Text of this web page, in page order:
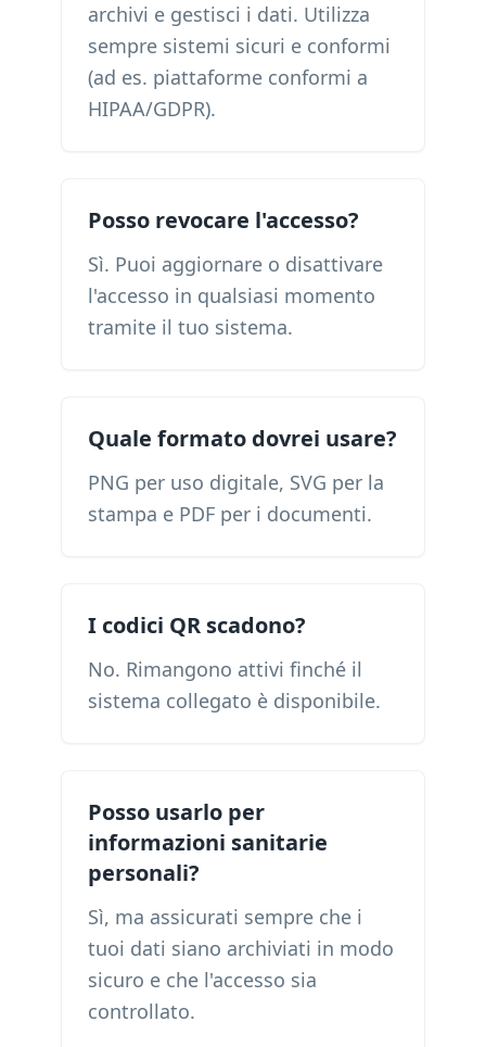
archivi e gestisci i dati. Utilizza
sempre sistemi sicuri e conformi
(ad es. piattaforme conformi a
HIPAA/GDPR).
Posso revocare l'accesso?
Sì. Puoi aggiornare o disattivare
l'accesso in qualsiasi momento
tramite il tuo sistema.
Quale formato dovrei usare?
PNG per uso digitale, SVG per la
stampa e PDF per i documenti.
I codici QR scadono?
No. Rimangono attivi finché il
sistema collegato è disponibile.
Posso usarlo per
informazioni sanitarie
personali?
Sì, ma assicurati sempre che i
tuoi dati siano archiviati in modo
sicuro e che l'accesso sia
controllato.